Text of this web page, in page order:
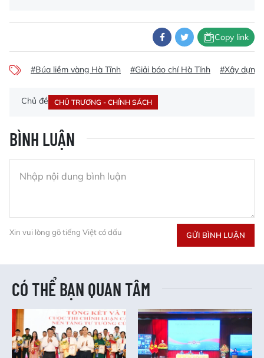
Copy link
#Búa liềm vàng Hà Tĩnh #Giải báo chí Hà Tĩnh #Xây dựng
Chủ đề CHỦ TRƯƠNG - CHÍNH SÁCH
BÌNH LUẬN
Xin vui lòng gõ tiếng Việt có dấu GỬI BÌNH LUẬN
CÓ THỂ BẠN QUAN TÂM